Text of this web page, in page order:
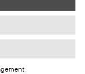
Newsletter